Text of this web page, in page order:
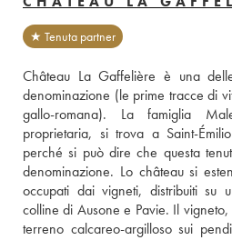
★ Tenuta partner
Château La Gaffelière è una
denominazione (le prime tracce di
gallo-romana). La famiglia
proprietaria, si trova a Saint-
perché si può dire che questa
denominazione. Lo château si
occupati dai vigneti, distribuiti su
colline di Ausone e Pavie. Il
terreno calcareo-argilloso sui